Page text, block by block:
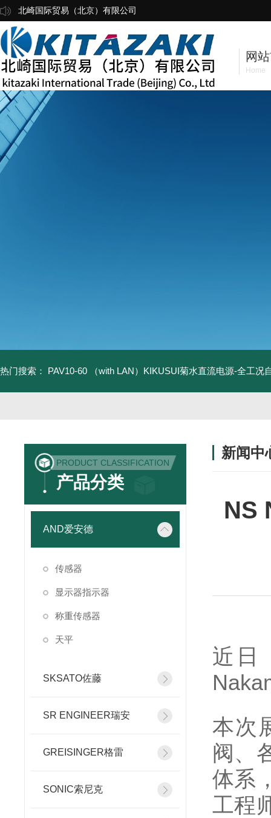
北崎国际贸易（北京）有限公司
网
Home
热门搜索： PAV10-60 （with LAN）KIKUSUI菊水直流电源-全工况
PRODUCT CLASSIFICATION
产品分类
AND爱安德
传感器
显示器指示器
称重传感器
天平
SKSATO佐藤
SR ENGINEER瑞安
GREISINGER格雷
SONIC索尼克
新闻中
NS
近日
本次
阀、
体系
工程